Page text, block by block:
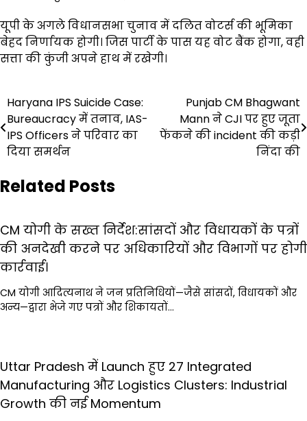
यूपी के अगले विधानसभा चुनाव में दलित वोटर्स की भूमिका
बेहद निर्णायक होगी। जिस पार्टी के पास यह वोट बैंक होगा, वही
सत्ता की कुंजी अपने हाथ में रखेगी।
Post
navigation
Haryana IPS Suicide Case:
Bureaucracy में तनाव, IAS-
IPS Officers ने परिवार का
दिया समर्थन
Punjab CM Bhagwant
Mann ने CJI पर हुए जूता
फेंकने की incident की कड़ी
निंदा की
Related Posts
CM योगी के सख्त निर्देश:सांसदों और विधायकों के पत्रों
की अनदेखी करने पर अधिकारियों और विभागों पर होगी
कार्रवाई।
CM योगी आदित्यनाथ ने जन प्रतिनिधियों—जैसे सांसदों, विधायकों और
अन्य—द्वारा भेजे गए पत्रों और शिकायतों…
Uttar Pradesh में Launch हुए 27 Integrated
Manufacturing और Logistics Clusters: Industrial
Growth की नई Momentum